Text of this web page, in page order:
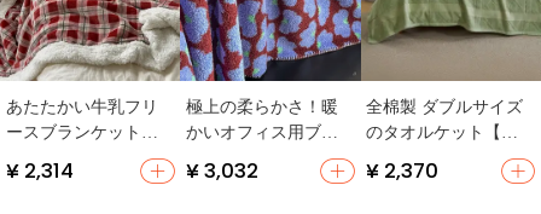
あたたかい牛乳フリ
ースブランケット
【チェック柄・秋冬
用・オフィス 午睡対
¥ 2,314
極上の柔らかさ！暖
かいオフィス用ブラ
利・昼寝用・厚手】
¥ 3,032
全棉製 ダブルサイズ
のタオルケット【夏
用・ソファやベッド
カバーに最適】
¥ 2,370